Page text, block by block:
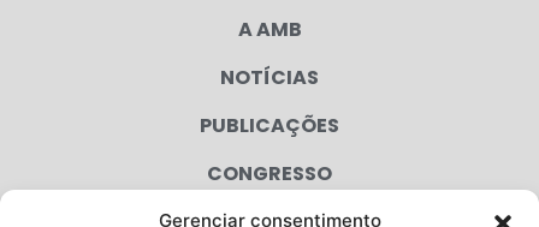
Gerenciar consentimento
A AMB
NOTÍCIAS
PUBLICAÇÕES
CONGRESSO